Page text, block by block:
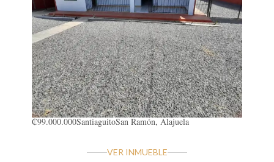
₡99.000.000SantiaguitoSan Ramón, Alajuela
VER INMUEBLE